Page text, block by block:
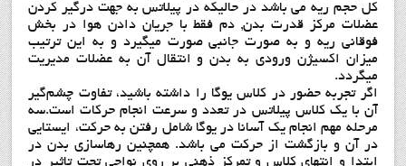
کل حجم ریه می باشد در حالیکه در پیلاتس به جهت درگیر کردن
عضلات مرکز قدرت بدن, دم فقط با جریان دادن هوا در بخش
فوقانی ریه و به صورت جانبی صورت میگیرد و به این ترتیب
میزان اکسیژن ورودی به بدن و انتقال آن به عضلات مدیریت
میگردد.
اگر تجربه حضور در کلاس یوگا را داشته باشید، تفاوت چشم‌گیر
آن با یک کلاس پیلاتس در تعدد و سرعت انجام حرکات است.سه
مرحله مهم انجام یک آسانا در یوگا شامل رفتن به حرکت، ایستایی
در آن و بازگشت از حرکت می باشد. همچنین رهاسازی بدن در
ابتدا و انتهای کلاس و تمرکز ذهنی بر روی نواحی تحت تاثیر در